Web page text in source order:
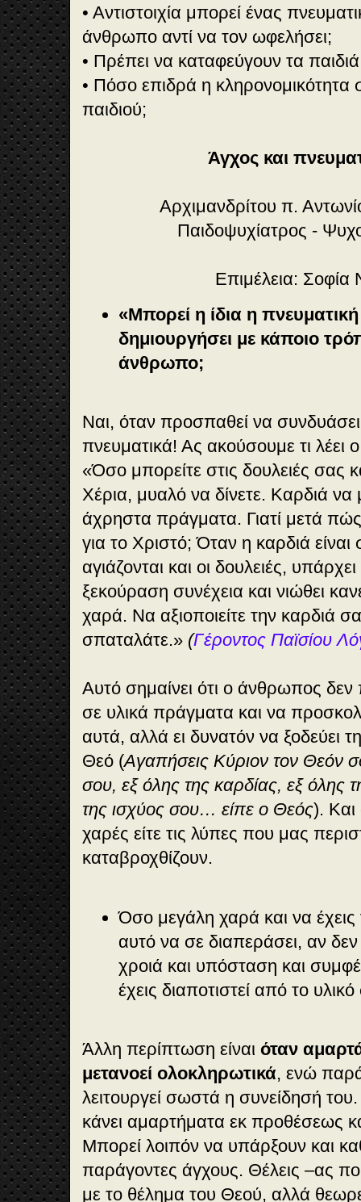
• Αντιστοιχία μπορεί ένας
άνθρωπο αντί να τον ωφελήσει;
• Πρέπει να καταφεύγουν τα
• Πόσο επιδρά η
παιδιού;
Άγχος και
Αρχιμανδρίτου π.
Παιδοψυχίατρος -
Επιμέλεια: Σοφία
«Μπορεί η ίδια η
δημιουργήσει με κάποιο
άνθρωπο;
Ναι, όταν προσπαθεί να
πνευματικά! Ας ακούσουμε τι λέει
«Όσο μπορείτε στις δουλειές σας
Χέρια, μυαλό να δίνετε. Καρδιά να
άχρηστα πράγματα. Γιατί μετά
για το Χριστό; Όταν η καρδιά είναι
αγιάζονται και οι δουλειές,
ξεκούραση συνέχεια και νιώθει
χαρά. Να αξιοποιείτε την καρδιά
σπαταλάτε.» (Γέροντος Παϊσίου
Αυτό σημαίνει ότι ο άνθρωπος δεν
σε υλικά πράγματα και να
αυτά, αλλά ει δυνατόν να ξοδεύει
Θεό (Αγαπήσεις Κύριον τον Θεόν
σου, εξ όλης της καρδίας, εξ όλης
της ισχύος σου… είπε ο Θεός). Και
χαρές είτε τις λύπες που μας
καταβροχθίζουν.
Όσο μεγάλη χαρά και να έχεις
αυτό να σε διαπεράσει, αν δεν
χροιά και υπόσταση και
έχεις διαποτιστεί από το
Άλλη περίπτωση είναι όταν
μετανοεί ολοκληρωτικά, ενώ
λειτουργεί σωστά η συνείδησή
κάνει αμαρτήματα εκ προθέσεως
Μπορεί λοιπόν να υπάρξουν και
παράγοντες άγχους. Θέλεις –ας
με το θέλημα του Θεού, αλλά